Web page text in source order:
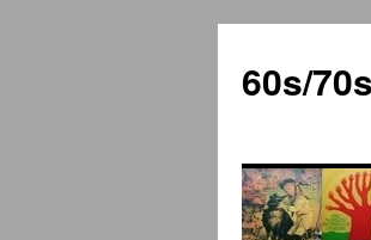
60s/